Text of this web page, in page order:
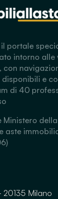
portale
intorno alle
con
e
di 40
Ministero
aste
20135 Milano